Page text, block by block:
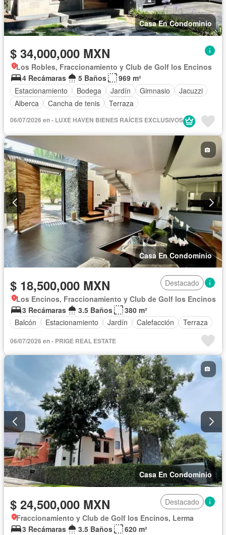
Casa En Condominio
$ 34,000,000 MXN
Los Robles, Fraccionamiento y Club de Golf los Encinos
4 Recámaras
5 Baños
969 m²
Estacionamiento
Bodega Jardín Gimnasio
Jacuzzi
Alberca
Cancha de tenis Terraza
06/07/2026 en - LUXE HAVEN BIENES RAÍCES EXCLUSIVOS
Casa En Condominio
$ 18,500,000 MXN
Destacado
Los Encinos, Fraccionamiento y Club de Golf los Encinos
3 Recámaras
3.5 Baños
380 m²
Balcón
Estacionamiento Jardín Calefacción Terraza
06/07/2026 en - PRIGE REAL ESTATE
Casa En Condominio
$ 24,500,000 MXN
Destacado
Fraccionamiento y Club de Golf los Encinos, Lerma
3 Recámaras
3.5 Baños
620 m²